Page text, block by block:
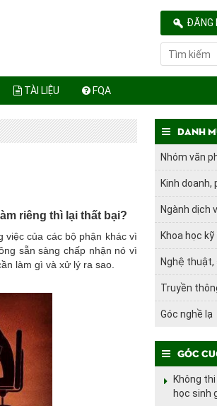
ĐĂNG
TÀI LIỆU FQA
riêng thì lại thất bại?
việc của các bộ phận khác vì
sẵn sàng chấp nhận nó vì
làm gì và xử lý ra sao.
Danh
Nhóm văn
Kinh doanh,
Ngành dịch
Khoa học
Nghệ
Truyền
Góc nghề lạ
Góc
Không
học sinh